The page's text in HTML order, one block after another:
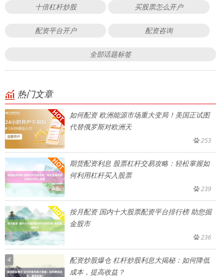
十倍杠杆炒股 买股票怎么开户
配资平台开户 配资咨询
全部话题标签
热门文章
如何配资 欧洲能源市场重大变局！美国正试图
代替俄罗斯对欧洲天
253
期货配资利息 股票杠杆交易攻略：轻松掌握如
何利用杠杆买入股票
239
按月配资 国内十大股票配资平台排行榜 助您掘
金股市
236
4
配资炒股爆仓 杠杆炒股利息大揭秘：如何降低
成本，提高收益？